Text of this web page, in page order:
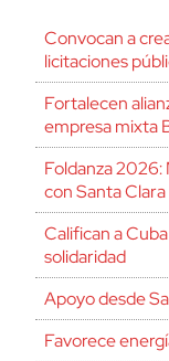
Convocan a
licitaciones
Fortalecen
empresa mixta
Foldanza 2026:
con Santa Clara
Califican a
solidaridad
Apoyo desde
Favorece